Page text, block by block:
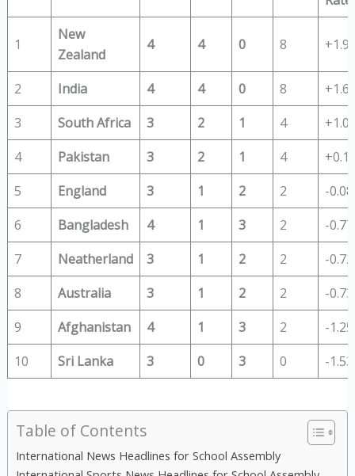
1
New
Zealand
4 4 0 8
2 India 4 4 0 8
3
South Africa 3 2 1 4
4
Pakistan 3 2 1 4
5
England 3 1 2 2
-
6
Bangladesh 4 1 3 2
-
7
Neatherland 3 1 2 2
-
8
Australia 3 1 2 2
-
9
Afghanistan 4 1 3 2
-
10
Sri Lanka 3 0 3 0 -
Table of Contents
International News Headlines for School Assembly